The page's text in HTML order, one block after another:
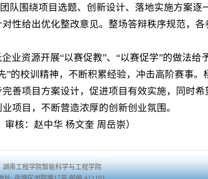
队围绕项目选题、创新设计、落地实施方案逐
性给出优化整改意见。整场答辩秩序规范，各
业资源开展“以赛促教”、“以赛促学”的做法给
”的校训精神，不断积累经验，冲击高阶赛事。
善项目方案设计，促进项目有效实施，同时
项目，不断营造浓厚的创新创业氛围。
核：赵中华 杨文奎 周岳崇）
工程学院智能科学与工程学院